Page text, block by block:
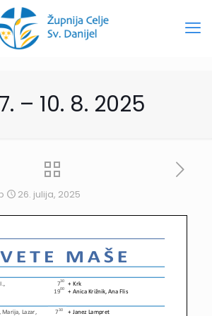
– 10. 8. 2025
26. julija, 2025